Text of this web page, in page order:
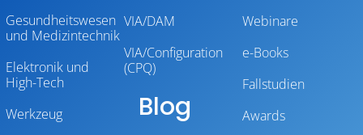
Gesundheitswesen
und Medizintechnik
Elektronik und
High-Tech
Werkzeug
VIA/DAM
VIA/Configuration
(CPQ)
Blog
Webinare
e-Books
Fallstudien
Awards